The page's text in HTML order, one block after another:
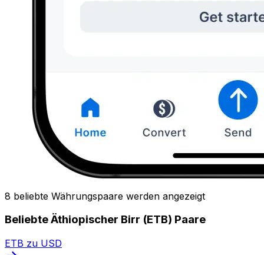
8 beliebte Währungspaare werden angezeigt
Beliebte Äthiopischer Birr (ETB) Paare
ETB zu USD